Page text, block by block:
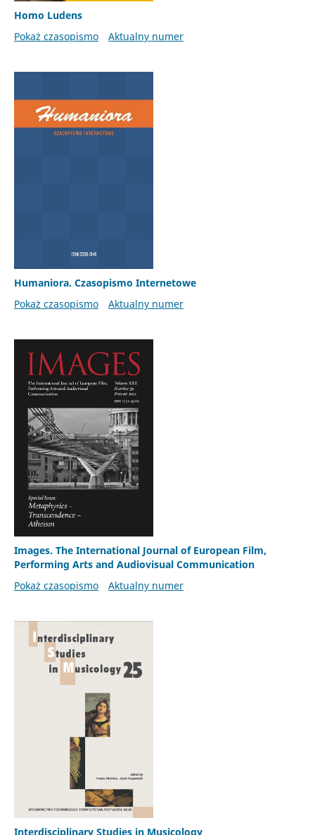
Homo Ludens
Pokaż czasopismo
Aktualny numer
Humaniora. Czasopismo Internetowe
Pokaż czasopismo
Aktualny numer
Images. The International Journal of European Film,
Performing Arts and Audiovisual Communication
Pokaż czasopismo
Aktualny numer
Interdisciplinary Studies in Musicology